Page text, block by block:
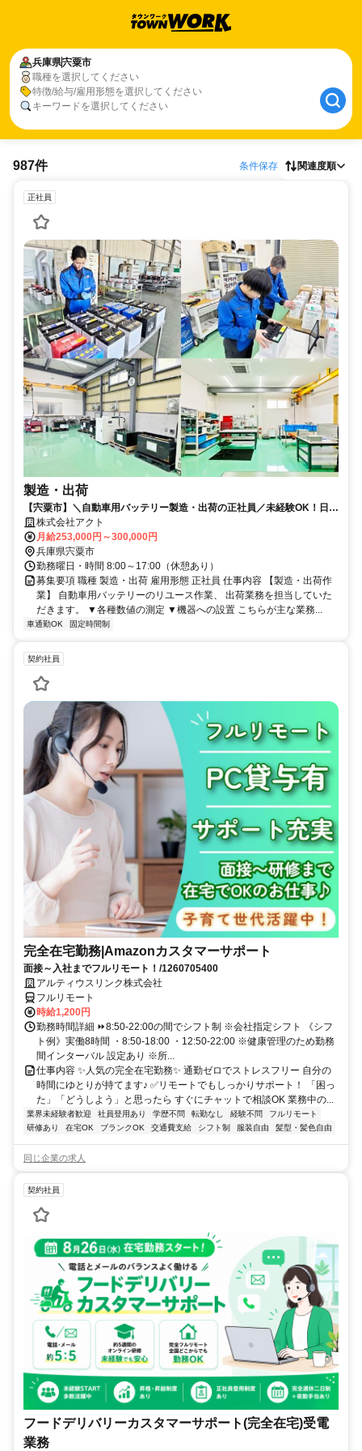
兵庫県宍粟市
職種を選択してください
特徴/給与/雇用形態を選択してください
キーワードを選択してください
987件 条件保存 関連度順
正社員
製造・出荷
【宍粟市】＼自動車用バッテリー製造・出荷の正社員／未経験OK！日勤
のみ！年間休日125日！
株式会社アクト
月給253,000円～300,000円
兵庫県宍粟市
勤務曜日・時間 8:00～17:00（休憩あり）
募集要項 職種 製造・出荷 雇用形態 正社員 仕事内容 【製造・出荷作
業】 自動車用バッテリーのリユース作業、 出荷業務を担当していた
だきます。 ▼各種数値の測定 ▼機器への設置 こちらが主な業務...
車通勤OK 固定時間制
契約社員
完全在宅勤務|Amazonカスタマーサポート
面接～入社までフルリモート！/1260705400
アルティウスリンク株式会社
フルリモート
時給1,200円
勤務時間詳細 ⏩8:50-22:00の間でシフト制 ※会社指定シフト 《シフ
ト例》実働8時間 ・8:50-18:00 ・12:50-22:00 ※健康管理のため勤務
間インターバル 設定あり ※所...
仕事内容 ✨人気の完全在宅勤務✨ 通勤ゼロでストレスフリー 自分の
時間にゆとりが持てます♪ ✅リモートでもしっかりサポート！ 「困っ
た」「どうしよう」と思ったら すぐにチャットで相談OK 業務中の...
業界未経験者歓迎 社員登用あり 学歴不問 転勤なし 経験不問
フルリモート
研修あり
在宅OK ブランクOK 交通費支給 シフト制 服装自由 髪型・髪色自由
同じ企業の求人
契約社員
フードデリバリーカスタマーサポート(完全在宅)受電
業務